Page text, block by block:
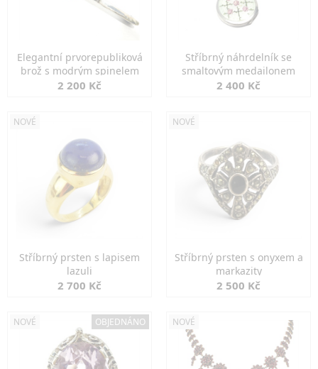
Elegantní prvorepubliková
brož s modrým spinelem
2 200 Kč
Stříbrný náhrdelník se
smaltovým medailonem
2 400 Kč
NOVÉ
Stříbrný prsten s lapisem
lazuli
2 700 Kč
NOVÉ
Stříbrný prsten s onyxem a
markazity
2 500 Kč
NOVÉ OBJEDNÁNO NOVÉ